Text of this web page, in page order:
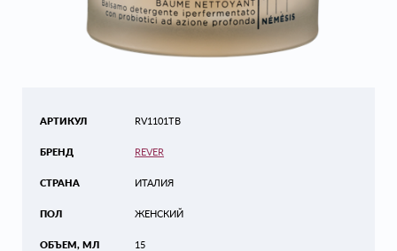
АРТИКУЛ
БРЕНД
СТРАНА
ПОЛ
ОБЪЕМ, МЛ
RV1101TB
REVER
ИТАЛИЯ
ЖЕНСКИЙ
15